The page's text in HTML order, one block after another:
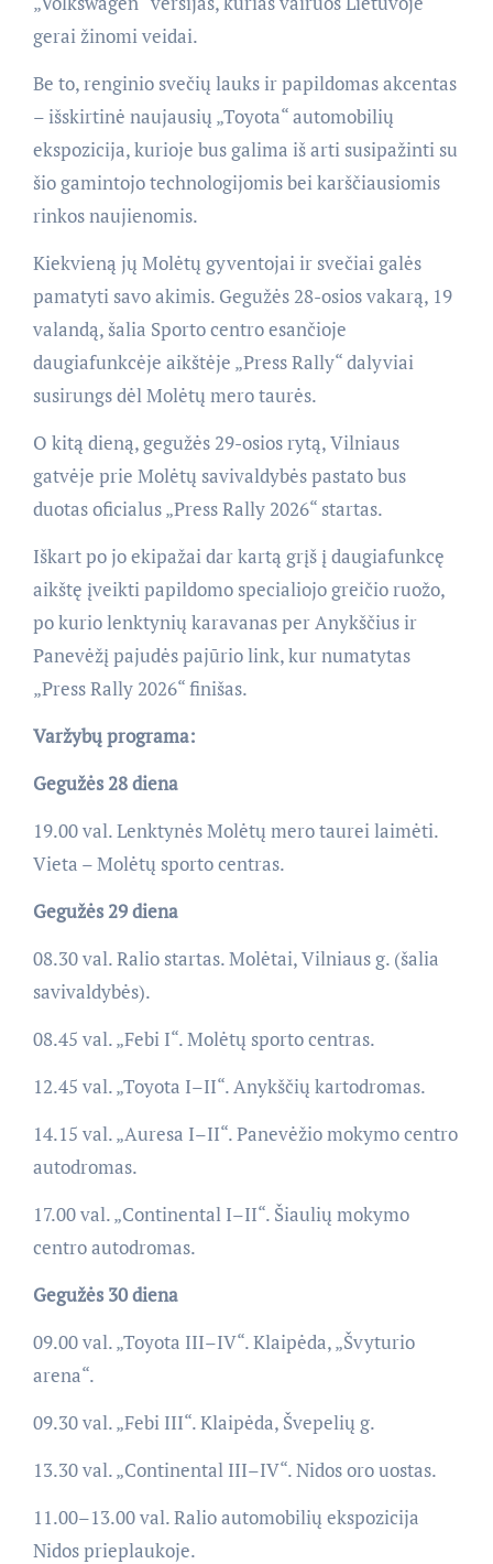
gerai žinomi veidai.
Be to, renginio svečių lauks ir papildomas akcentas
– išskirtinė naujausių „Toyota“ automobilių
ekspozicija, kurioje bus galima iš arti susipažinti su
šio gamintojo technologijomis bei karščiausiomis
rinkos naujienomis.
Kiekvieną jų Molėtų gyventojai ir svečiai galės
pamatyti savo akimis. Gegužės 28-osios vakarą, 19
valandą, šalia Sporto centro esančioje
daugiafunkcėje aikštėje „Press Rally“ dalyviai
susirungs dėl Molėtų mero taurės.
O kitą dieną, gegužės 29-osios rytą, Vilniaus
gatvėje prie Molėtų savivaldybės pastato bus
duotas oficialus „Press Rally 2026“ startas.
Iškart po jo ekipažai dar kartą grįš į daugiafunkcę
aikštę įveikti papildomo specialiojo greičio ruožo,
po kurio lenktynių karavanas per Anykščius ir
Panevėžį pajudės pajūrio link, kur numatytas
„Press Rally 2026“ finišas.
Varžybų programa:
Gegužės 28 diena
19.00 val. Lenktynės Molėtų mero taurei laimėti.
Vieta – Molėtų sporto centras.
Gegužės 29 diena
08.30 val. Ralio startas. Molėtai, Vilniaus g. (šalia
savivaldybės).
08.45 val. „Febi I“. Molėtų sporto centras.
12.45 val. „Toyota I–II“. Anykščių kartodromas.
14.15 val. „Auresa I–II“. Panevėžio mokymo centro
autodromas.
17.00 val. „Continental I–II“. Šiaulių mokymo
centro autodromas.
Gegužės 30 diena
09.00 val. „Toyota III–IV“. Klaipėda, „Švyturio
arena“.
09.30 val. „Febi III“. Klaipėda, Švepelių g.
13.30 val. „Continental III–IV“. Nidos oro uostas.
11.00–13.00 val. Ralio automobilių ekspozicija
Nidos prieplaukoje.